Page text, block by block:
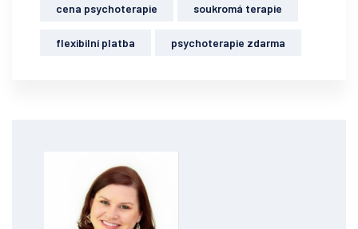
cena psychoterapie soukromá terapie
flexibilní platba psychoterapie zdarma